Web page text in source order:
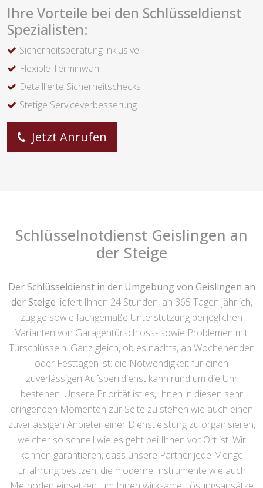
Ihre Vorteile bei den Schlüsseldienst
Spezialisten:
Sicherheitsberatung inklusive
Flexible Terminwahl
Detaillierte Sicherheitschecks
Stetige Serviceverbesserung
Jetzt Anrufen
Schlüsselnotdienst Geislingen an
der Steige
Der Schlüsseldienst in der Umgebung von Geislingen an
der Steige liefert Ihnen 24 Stunden, an 365 Tagen jährlich,
zügige sowie fachgemäße Unterstützung bei jeglichen
Varianten von Garagentürschloss- sowie Problemen mit
Türschlüsseln. Ganz gleich, ob es nachts, an Wochenenden
oder Festtagen ist: die Notwendigkeit für einen
zuverlässigen Aufsperrdienst kann rund um die Uhr
bestehen. Unsere Priorität ist es, Ihnen in diesen sehr
dringenden Momenten zur Seite zu stehen wie auch einen
zuverlässigen Anbieter einer Dienstleistung zu organisieren,
welcher so schnell wie es geht bei Ihnen vor Ort ist. Wir
können garantieren, dass unsere Partner jede Menge
Erfahrung besitzen, die moderne Instrumente wie auch